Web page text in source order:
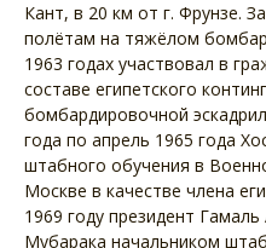
Кант, в 20 км от г. Фрунзе.
полётам на тяжёлом
1963 годах участвовал в
составе египетского
бомбардировочной
года по апрель 1965 года
штабного обучения в
Москве в качестве члена
1969 году президент
Мубарака начальником